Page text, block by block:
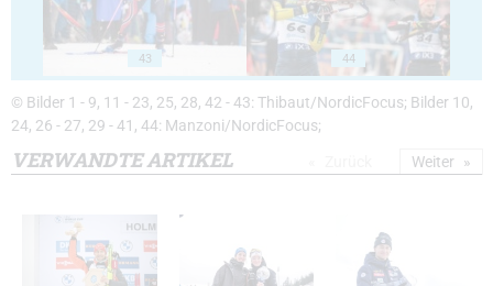
43 44
© Bilder 1 - 9, 11 - 23, 25, 28, 42 - 43: Thibaut/NordicFocus; Bilder 10,
24, 26 - 27, 29 - 41, 44: Manzoni/NordicFocus;
VERWANDTE ARTIKEL Weiter